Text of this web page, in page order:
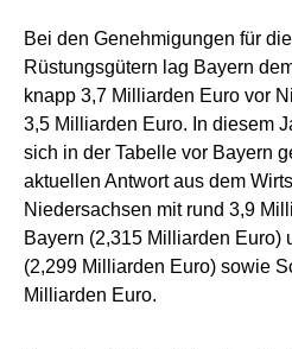
Bei den Genehmigungen für
Rüstungsgütern lag Bayern
knapp 3,7 Milliarden Euro vor
3,5 Milliarden Euro. In diesem
sich in der Tabelle vor Bayern
aktuellen Antwort aus dem
Niedersachsen mit rund 3,9
Bayern (2,315 Milliarden Euro)
(2,299 Milliarden Euro) sowie
Milliarden Euro.